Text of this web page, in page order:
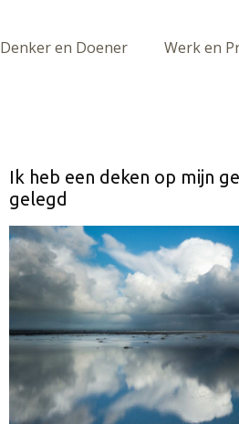
Denker en Doener Werk en
Ik heb een deken op mijn
gelegd